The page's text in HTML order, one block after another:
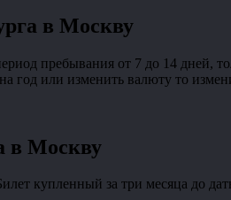
в Москву
пребывания от 7 до 14 дней,
год или изменить валюту то
в Москву
купленный за три месяца до